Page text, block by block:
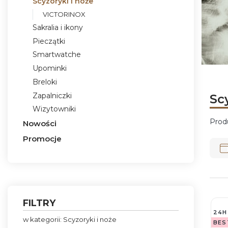
VICTORINOX
Sakralia i ikony
Pieczątki
Smartwatche
Upominki
Breloki
Zapalniczki
Wizytowniki
Nowości
Promocje
FILTRY
w kategorii: Scyzoryki i noże
24H